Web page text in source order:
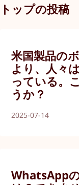
トップの投稿
米国製品の
より、人々
っている。
うか？
2025-07-14
WhatsApp